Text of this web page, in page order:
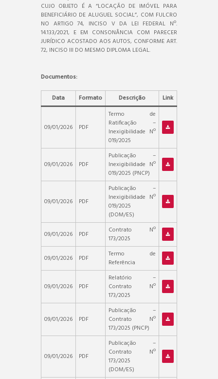
CUJO OBJETO É A “LOCAÇÃO DE IMÓVEL PARA
BENEFICIÁRIO DE ALUGUEL SOCIAL”, COM FULCRO
NO ARTIGO 74, INCISO V DA LEI FEDERAL Nº.
14.133/2021, E EM CONSONÂNCIA COM PARECER
JURÍDICO ACOSTADO AOS AUTOS, CONFORME ART.
72, INCISO III DO MESMO DIPLOMA LEGAL.
Documentos:
Data Formato Descrição Link
09/01/2026 PDF
Termo de
Ratificação –
Inexigibilidade Nº
019/2025
09/01/2026 PDF
Publicação –
Inexigibilidade Nº
019/2025 (PNCP)
09/01/2026 PDF
Publicação –
Inexigibilidade Nº
019/2025
(DOM/ES)
09/01/2026
PDF
Contrato Nº
173/2025
09/01/2026
PDF
Termo de
Referência
09/01/2026 PDF
Relatório –
Contrato Nº
173/2025
09/01/2026 PDF
Publicação –
Contrato Nº
173/2025 (PNCP)
09/01/2026 PDF
Publicação –
Contrato Nº
173/2025
(DOM/ES)